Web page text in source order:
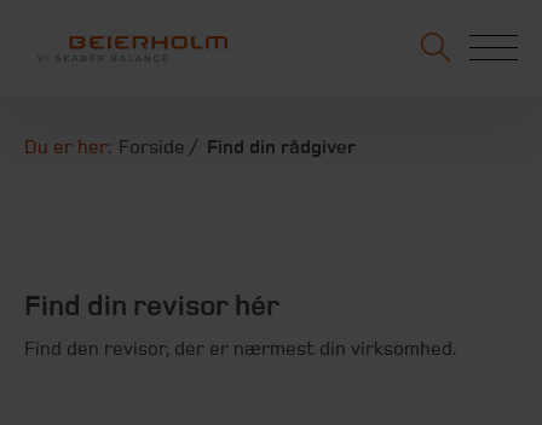
Du er her: Forside Find din rådgiver
Find din revisor hér
Find den revisor, der er nærmest din virksomhed.